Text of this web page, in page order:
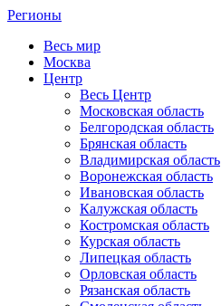
Регионы
Весь мир
Москва
Центр
Весь Центр
Московская область
Белгородская область
Брянская область
Владимирская область
Воронежская область
Ивановская область
Калужская область
Костромская область
Курская область
Липецкая область
Орловская область
Рязанская область